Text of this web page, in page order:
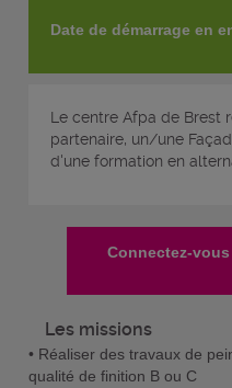
Date de démarrage en
Le centre Afpa de Brest
partenaire, un/une
d'une formation en
Connectez-
Les missions
• Réaliser des travaux de
qualité de finition B ou C